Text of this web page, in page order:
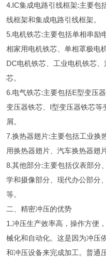
4.IC集成电路引线框架:主要包
线框架和集成电路引线框架。
5.电机铁芯:主要包括单相串励
相家用电机铁芯、单相罩极电
DC电机铁芯、工业电机铁芯
芯。
6.电气铁芯:主要包括E型变压
变压器铁芯、I型变压器铁芯等
屑。
7.换热器翅片:主要包括工业换
用换热器翅片、汽车换热器翅
8.其他部分:主要包括仪表部分
学和摄像部分、现代办公部分
等。
二、精密冲压的优势
1.冲压生产效率高，操作方便
械化和自动化。这是因为冲压
和冲压设备来完成加工。普通